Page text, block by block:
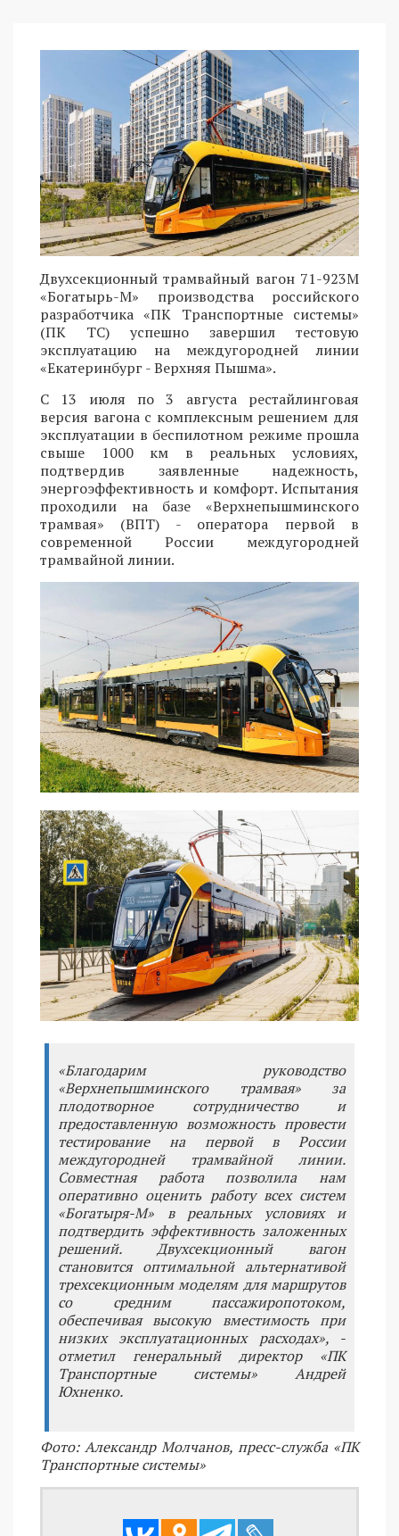
Двухсекционный трамвайный вагон 71-923М
«Богатырь-М» производства российского
разработчика «ПК Транспортные системы»
(ПК ТС) успешно завершил тестовую
эксплуатацию на междугородней линии
«Екатеринбург - Верхняя Пышма».
С 13 июля по 3 августа рестайлинговая
версия вагона с комплексным решением для
эксплуатации в беспилотном режиме прошла
свыше 1000 км в реальных условиях,
подтвердив заявленные надежность,
энергоэффективность и комфорт. Испытания
проходили на базе «Верхнепышминского
трамвая» (ВПТ) - оператора первой в
современной России междугородней
трамвайной линии.
«Благодарим руководство
«Верхнепышминского трамвая» за
плодотворное сотрудничество и
предоставленную возможность провести
тестирование на первой в России
междугородней трамвайной линии.
Совместная работа позволила нам
оперативно оценить работу всех систем
«Богатыря-М» в реальных условиях и
подтвердить эффективность заложенных
решений. Двухсекционный вагон
становится оптимальной альтернативой
трехсекционным моделям для маршрутов
со средним пассажиропотоком,
обеспечивая высокую вместимость при
низких эксплуатационных расходах», -
отметил генеральный директор «ПК
Транспортные системы» Андрей
Юхненко.
Фото: Александр Молчанов, пресс-служба «ПК
Транспортные системы»